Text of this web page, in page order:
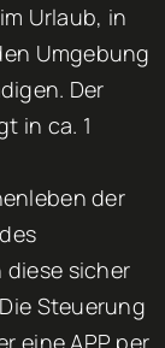
Urlaub, in
Umgebung
Der
in ca. 1
der
diese sicher
Steuerung
eine APP per